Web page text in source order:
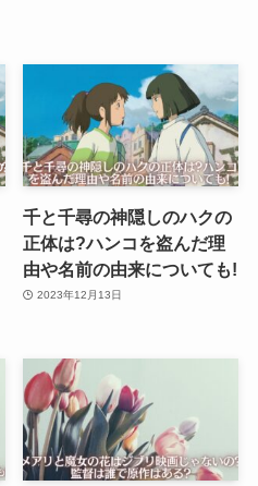
千と千尋の神隠しのハクの
正体は?ハンコを盗んだ理
由や名前の由来についても!
2023年12月13日